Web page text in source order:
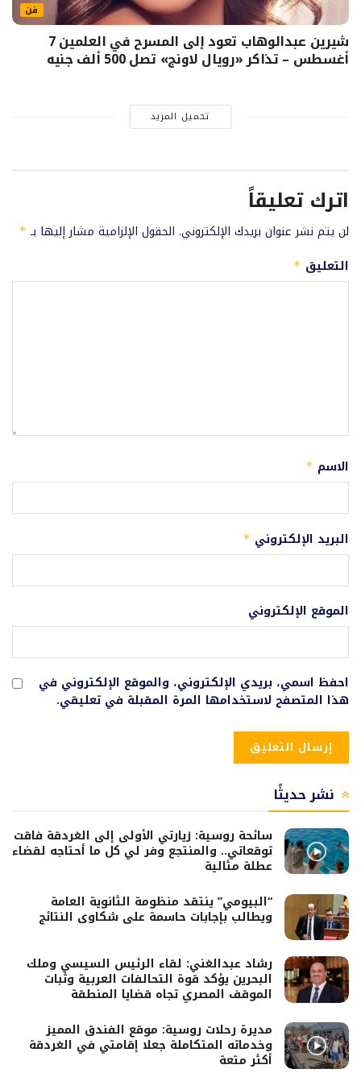
فن
شيرين عبدالوهاب تعود إلى المسرح في العلمين 7
أغسطس – تذاكر «رويال لاونج» تصل 500 ألف جنيه
تحميل المزيد
اترك تعليقاً
لن يتم نشر عنوان بريدك الإلكتروني. الحقول الإلزامية مشار إليها بـ *
التعليق *
الاسم *
البريد الإلكتروني *
الموقع الإلكتروني
احفظ اسمي، بريدي الإلكتروني، والموقع الإلكتروني في
هذا المتصفح لاستخدامها المرة المقبلة في تعليقي.
نشر حديثًا
سائحة روسية: زيارتي الأولى إلى الغردقة فاقت
توقعاتي.. والمنتجع وفر لي كل ما أحتاجه لقضاء
عطلة مثالية
“البيومي” ينتقد منظومة الثانوية العامة
ويطالب بإجابات حاسمة على شكاوى النتائج
رشاد عبدالغني: لقاء الرئيس السيسي وملك
البحرين يؤكد قوة التحالفات العربية وثبات
الموقف المصري تجاه قضايا المنطقة
مديرة رحلات روسية: موقع الفندق المميز
وخدماته المتكاملة جعلا إقامتي في الغردقة
أكثر متعة